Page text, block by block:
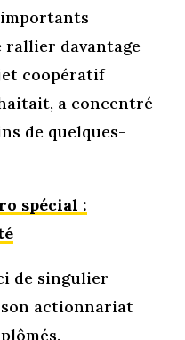
rallier davantage
coopératif
a concentré
de quelques-
spécial :
de singulier
son actionnariat